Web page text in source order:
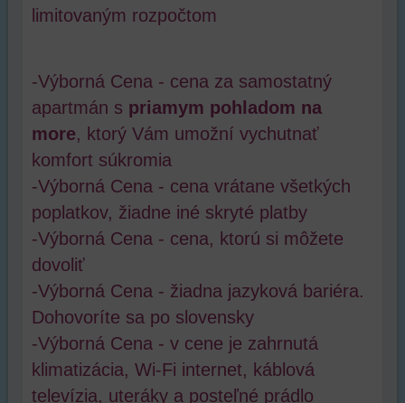
limitovaným rozpočtom
-Výborná Cena - cena za samostatný
apartmán s priamym pohladom na
more, ktorý Vám umožní vychutnať
komfort súkromia
-Výborná Cena - cena vrátane všetkých
poplatkov, žiadne iné skryté platby
-Výborná Cena - cena, ktorú si môžete
dovoliť
-Výborná Cena - žiadna jazyková bariéra.
Dohovoríte sa po slovensky
-Výborná Cena - v cene je zahrnutá
klimatizácia, Wi-Fi internet, káblová
televízia, uteráky a posteľné prádlo